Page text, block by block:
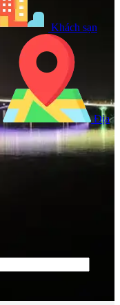
Khách sạn
Địa